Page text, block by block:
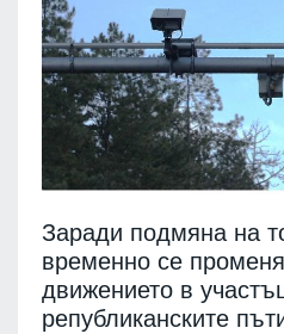
Заради подмяна на
временно се
движението в
републиканските